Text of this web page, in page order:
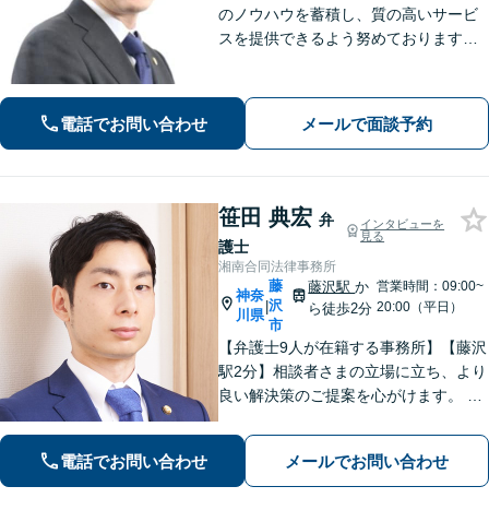
のノウハウを蓄積し、質の高いサービ
スを提供できるよう努めております。
電話でお問い合わせ メールで面談予約
笹田 典宏 弁
護士
インタビューを
見る
湘南合同法律事務所
神奈
川県
|
藤
沢
市
藤沢駅か
ら徒歩2分
営業時間：09:00~
20:00（平日）
【弁護士9人が在籍する事務所】【藤沢
駅2分】相談者さまの立場に立ち、より
良い解決策のご提案を心がけます。 刑
言、 労働・雇用、 企業法務など幅広く
対応できます。お気軽にご相談くださ
い。
電話でお問い合わせ メールでお問い合わせ